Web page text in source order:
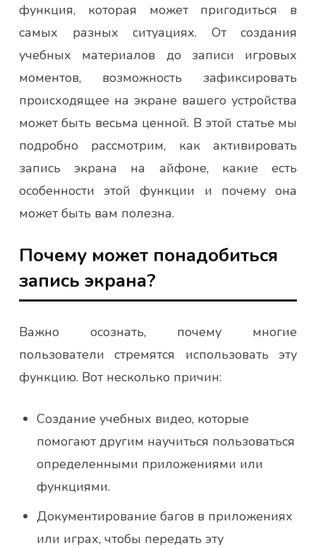
функция, которая может пригодиться в
самых разных ситуациях. От создания
учебных материалов до записи игровых
моментов, возможность зафиксировать
происходящее на экране вашего устройства
может быть весьма ценной. В этой статье мы
подробно рассмотрим, как активировать
запись экрана на айфоне, какие есть
особенности этой функции и почему она
может быть вам полезна.
Почему может понадобиться
запись экрана?
Важно осознать, почему многие
пользователи стремятся использовать эту
функцию. Вот несколько причин:
Создание учебных видео, которые
помогают другим научиться пользоваться
определенными приложениями или
функциями.
Документирование багов в приложениях
или играх, чтобы передать эту